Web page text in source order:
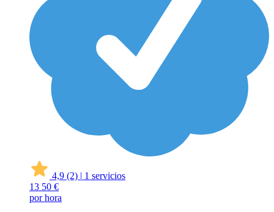
4,9 (2) | 1 servicios
13 50 €
por hora